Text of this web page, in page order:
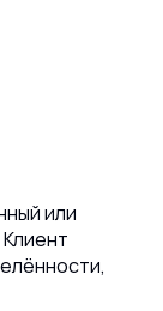
или